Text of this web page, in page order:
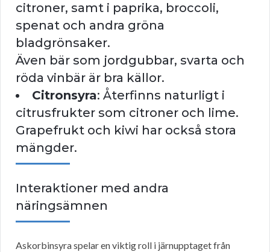
citroner, samt i paprika, broccoli,
spenat och andra gröna
bladgrönsaker.
Även bär som jordgubbar, svarta och
röda vinbär är bra källor.
Citronsyra: Återfinns naturligt i
citrusfrukter som citroner och lime.
Grapefrukt och kiwi har också stora
mängder.
Interaktioner med andra
näringsämnen
Askorbinsyra spelar en viktig roll i järnupptaget från